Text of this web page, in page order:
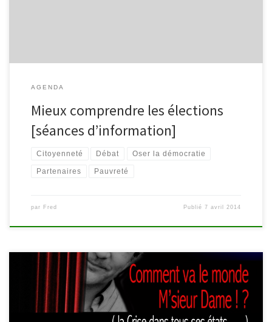
AGENDA
Mieux comprendre les élections
[séances d’information]
Citoyenneté Débat Oser la démocratie
Partenaires Pauvreté
par Fred Publié7 avril 2014
Rendez-vous ce jeudi 16 janvier 2014 à 20h à la bibliothèque de
Malmedy pour assister à la causerie-spectacle « Comment va le